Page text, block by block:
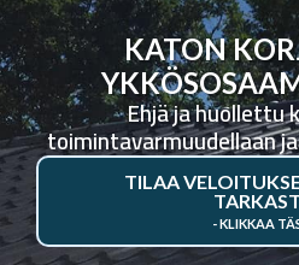
KATON
Ehjä ja
toimintavarmuudellaan
TILAA